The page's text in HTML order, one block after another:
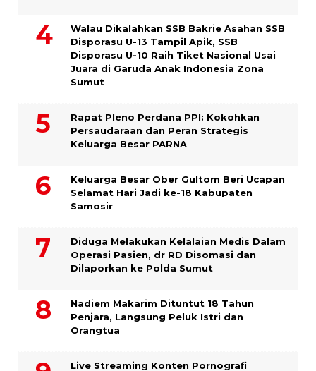
Walau Dikalahkan SSB Bakrie Asahan SSB
Disporasu U-13 Tampil Apik, SSB
Disporasu U-10 Raih Tiket Nasional Usai
Juara di Garuda Anak Indonesia Zona
Sumut
Rapat Pleno Perdana PPI: Kokohkan
Persaudaraan dan Peran Strategis
Keluarga Besar PARNA
Keluarga Besar Ober Gultom Beri Ucapan
Selamat Hari Jadi ke-18 Kabupaten
Samosir
Diduga Melakukan Kelalaian Medis Dalam
Operasi Pasien, dr RD Disomasi dan
Dilaporkan ke Polda Sumut
​Nadiem Makarim Dituntut 18 Tahun
Penjara, Langsung Peluk Istri dan
Orangtua
Live Streaming Konten Pornografi